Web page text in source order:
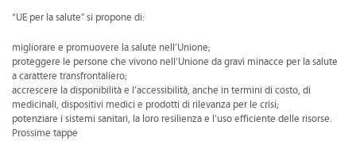
“UE per la salute” si propone di:
migliorare e promuovere la salute nell’Unione;
proteggere le persone che vivono nell’Unione da gravi minacce per la salute
a carattere transfrontaliero;
accrescere la disponibilità e l’accessibilità, anche in termini di costo, di
medicinali, dispositivi medici e prodotti di rilevanza per le crisi;
potenziare i sistemi sanitari, la loro resilienza e l’uso efficiente delle risorse.
Prossime tappe